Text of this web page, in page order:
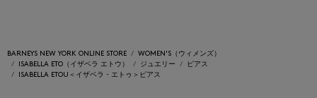
BARNEYS NEW YORK ONLINE STORE
WOMEN'S（ウィメンズ）
ISABELLA ETO（イザベラ エトウ）
ジュエリー
ピアス
ISABELLA ETOU＜イザベラ・エトゥ＞ピアス